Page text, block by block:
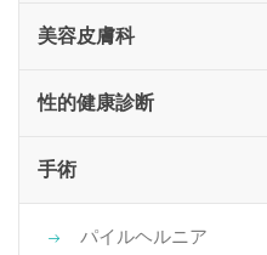
美容皮膚科
性的健康診断
手術
パイルヘルニア